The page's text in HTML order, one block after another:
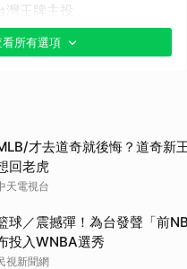
灣王牌主投
文分享）
看所有選項
才去道奇就後悔？道奇新
回老虎
天電視台
球／震撼彈！為台發聲「前
投入WNBA選秀
視新聞網